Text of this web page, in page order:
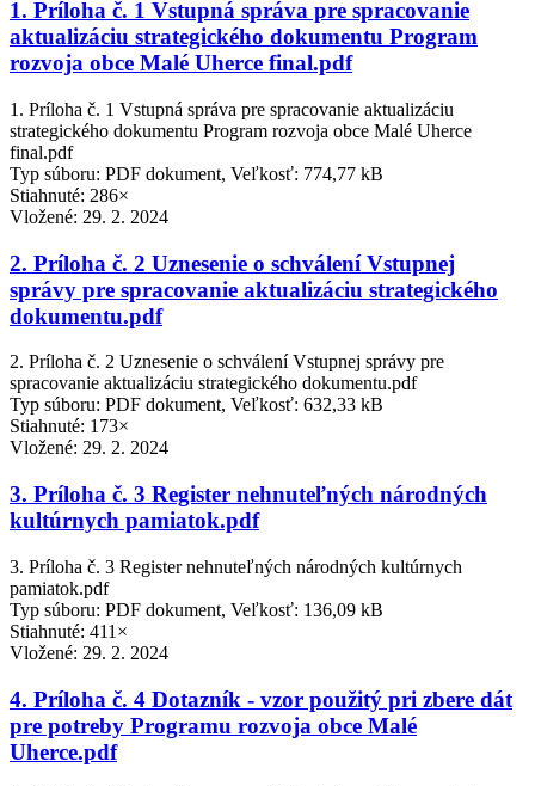
1. Príloha č. 1 Vstupná správa pre spracovanie
aktualizáciu strategického dokumentu Program
rozvoja obce Malé Uherce final.pdf
1. Príloha č. 1 Vstupná správa pre spracovanie aktualizáciu
strategického dokumentu Program rozvoja obce Malé Uherce
final.pdf
Typ súboru: PDF dokument, Veľkosť: 774,77 kB
Stiahnuté: 286×
Vložené: 29. 2. 2024
2. Príloha č. 2 Uznesenie o schválení Vstupnej
správy pre spracovanie aktualizáciu strategického
dokumentu.pdf
2. Príloha č. 2 Uznesenie o schválení Vstupnej správy pre
spracovanie aktualizáciu strategického dokumentu.pdf
Typ súboru: PDF dokument, Veľkosť: 632,33 kB
Stiahnuté: 173×
Vložené: 29. 2. 2024
3. Príloha č. 3 Register nehnuteľných národných
kultúrnych pamiatok.pdf
3. Príloha č. 3 Register nehnuteľných národných kultúrnych
pamiatok.pdf
Typ súboru: PDF dokument, Veľkosť: 136,09 kB
Stiahnuté: 411×
Vložené: 29. 2. 2024
4. Príloha č. 4 Dotazník - vzor použitý pri zbere dát
pre potreby Programu rozvoja obce Malé
Uherce.pdf